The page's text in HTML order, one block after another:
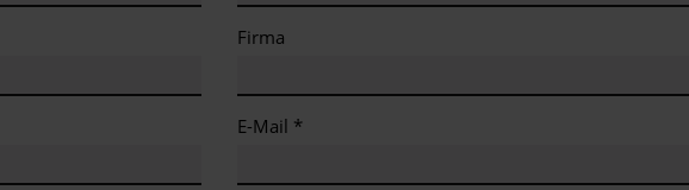
Firma
E-Mail *